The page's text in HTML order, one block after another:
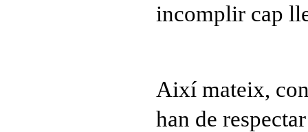
incomplir cap
Així mateix,
han de